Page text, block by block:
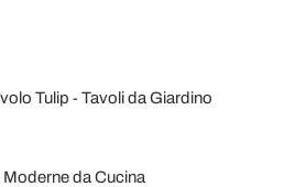
Tulip Tavoli da Giardino
Moderne da Cucina